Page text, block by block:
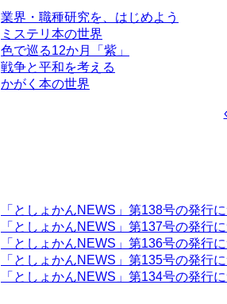
業界・職種研究を、はじめよう
ミステリ本の世界
色で巡る12か月「紫」
戦争と平和を考える
かがく本の世界
「としょかんNEWS」第138号の発行
「としょかんNEWS」第137号の発行
「としょかんNEWS」第136号の発行
「としょかんNEWS」第135号の発行
「としょかんNEWS」第134号の発行